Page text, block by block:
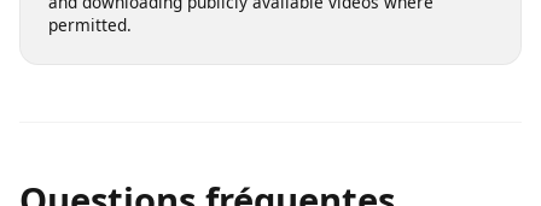
your own content, accessing Creative Commons media,